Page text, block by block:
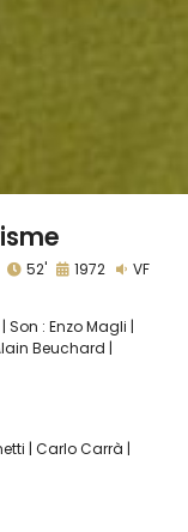
Carlo Carrà
52' 1972
VF
: Enzo Magli |
Beuchard |